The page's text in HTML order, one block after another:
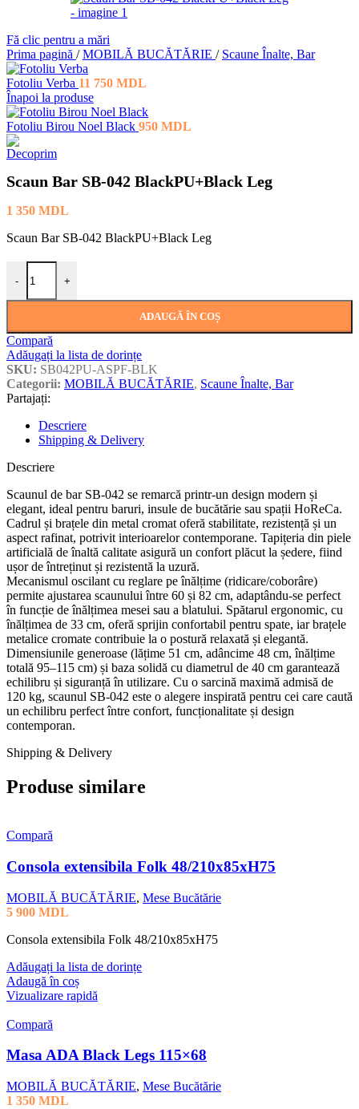
Fă clic pentru a mări
Prima pagină / MOBILĂ BUCĂTĂRIE / Scaune Înalte, Bar
Fotoliu Verba 11 750 MDL
Înapoi la produse
Fotoliu Birou Noel Black 950 MDL
Scaun Bar SB-042 BlackPU+Black Leg
1 350 MDL
Scaun Bar SB-042 BlackPU+Black Leg
-
Cantitate Scaun Bar SB-042 BlackPU+Black Leg
+
ADAUGĂ ÎN COȘ
Compară
Adăugați la lista de dorințe
SKU: SB042PU-ASPF-BLK
Categorii: MOBILĂ BUCĂTĂRIE, Scaune Înalte, Bar
Partajați:
Descriere
Shipping & Delivery
Descriere
Scaunul de bar SB-042 se remarcă printr-un design modern și
elegant, ideal pentru baruri, insule de bucătărie sau spații HoReCa.
Cadrul și brațele din metal cromat oferă stabilitate, rezistență și un
aspect rafinat, potrivit interioarelor contemporane. Tapițeria din piele
artificială de înaltă calitate asigură un confort plăcut la ședere, fiind
ușor de întreținut și rezistentă la uzură.
Mecanismul oscilant cu reglare pe înălțime (ridicare/coborâre)
permite ajustarea scaunului între 60 și 82 cm, adaptându-se perfect
în funcție de înălțimea mesei sau a blatului. Spătarul ergonomic, cu
înălțimea de 33 cm, oferă sprijin confortabil pentru spate, iar brațele
metalice cromate contribuie la o postură relaxată și elegantă.
Dimensiunile generoase (lățime 51 cm, adâncime 48 cm, înălțime
totală 95–115 cm) și baza solidă cu diametrul de 40 cm garantează
echilibru și siguranță în utilizare. Cu o sarcină maximă admisă de
120 kg, scaunul SB-042 este o alegere inspirată pentru cei care caută
un echilibru perfect între confort, funcționalitate și design
contemporan.
Shipping & Delivery
Produse similare
Compară
Consola extensibila Folk 48/210x85xH75
MOBILĂ BUCĂTĂRIE, Mese Bucătărie
5 900 MDL
Consola extensibila Folk 48/210x85xH75
Adăugați la lista de dorințe
Adaugă în coș
Vizualizare rapidă
Compară
Masa ADA Black Legs 115×68
MOBILĂ BUCĂTĂRIE, Mese Bucătărie
1 350 MDL